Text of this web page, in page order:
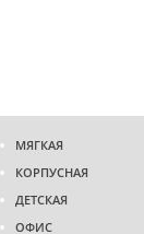
МЯГКАЯ
КОРПУСНАЯ
ДЕТСКАЯ
ОФИС